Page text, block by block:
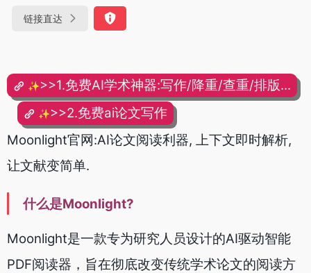
链接直达
✨>>1.免费AI学术神器:写作/降重/查重/排版...
✨>>2.免费ai论文写作
Moonlight官网:AI论文阅读利器, 上下文即时解析,
让文献变简单.
什么是Moonlight?
Moonlight是一款专为研究人员设计的AI驱动智能
PDF阅读器，旨在彻底改变传统学术论文的阅读方